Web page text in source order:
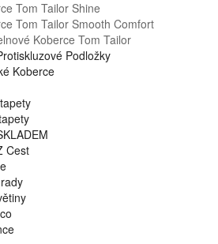
Tom Tailor Shine
Tom Tailor Smooth Comfort
Koberce Tom Tailor
Podložky
Koberce
Cest